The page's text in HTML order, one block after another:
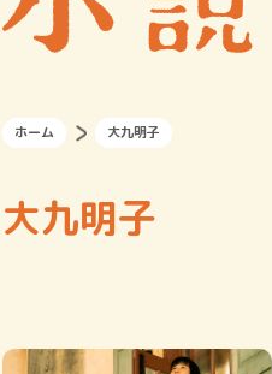
ホーム 大九明子
大九明子